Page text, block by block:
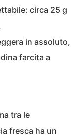
circa 25 g
in assoluto,
farcita a
tra le
fresca ha un